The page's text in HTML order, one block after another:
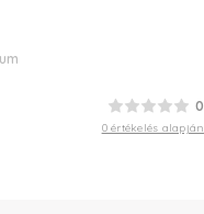
0
0 értékelés alapján